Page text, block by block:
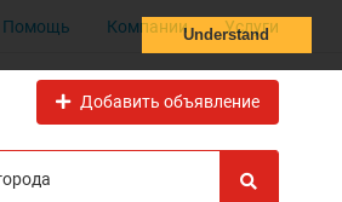
Understand
Помощь Компании Услуги
Добавить объявление